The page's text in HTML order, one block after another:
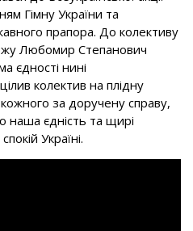
Гімну України та
прапора. До колективу
Любомир Степанович
єдності нині
колектив на плідну
за доручену справу,
наша єдність та щирі
Україні.